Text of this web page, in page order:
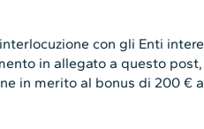
con gli Enti
in allegato a questo
in merito al bonus di 200 €